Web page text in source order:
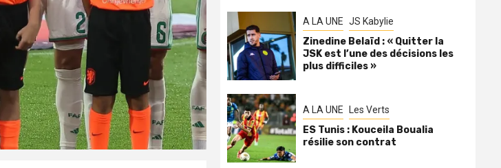
A LA UNE JS Kabylie
Zinedine Belaïd : « Quitter la
JSK est l’une des décisions les
plus difficiles »
A LA UNE Les Verts
ES Tunis : Kouceila Boualia
résilie son contrat